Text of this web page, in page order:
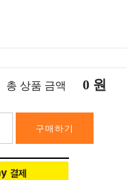
총 상품 금액 0 원
구매하기